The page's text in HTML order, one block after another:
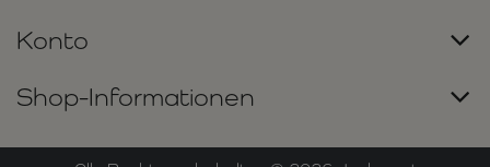
Konto
Shop-Informationen